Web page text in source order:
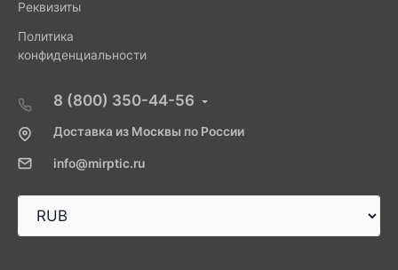
Реквизиты
Политика
конфиденциальности
8 (800) 350-44-56
Доставка из Москвы по России
info@mirptic.ru